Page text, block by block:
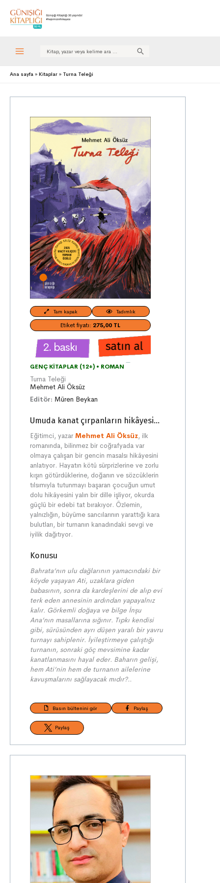
Search
Ana sayfa Kitaplar Turna Teleği
Tam kapak Tadımlık
Etiket fiyatı: 275,00 TL
2. baskı
GENÇ KITAPLAR (12+) • ROMAN
Turna Teleği
Mehmet Ali Öksüz
Editör: Müren Beykan
Umuda kanat çırpanların hikâyesi...
Eğitimci, yazar Mehmet Ali Öksüz, ilk
romanında, bilinmez bir coğrafyada var
olmaya çalışan bir gencin masalsı hikâyesini
anlatıyor. Hayatın kötü sürprizlerine ve zorlu
kışın götürdüklerine, doğanın ve sözcüklerin
tılsımıyla tutunmayı başaran çocuğun umut
dolu hikâyesini yalın bir dille işliyor, okurda
güçlü bir edebi tat bırakıyor. Özlemin,
yalnızlığın, büyüme sancılarının yarattığı kara
bulutları, bir turnanın kanadındaki sevgi ve
iyilik dağıtıyor.
Konusu
Bahrata’nın ulu dağlarının yamacındaki bir
köyde yaşayan Ati, uzaklara giden
babasının, sonra da kardeşlerini de alıp evi
terk eden annesinin ardından yapayalnız
kalır. Görkemli doğaya ve bilge İnşu
Ana’nın masallarına sığınır. Tıpkı kendisi
gibi, sürüsünden ayrı düşen yaralı bir yavru
turnayı sahiplenir. İyileştirmeye çalıştığı
turnanın, sonraki göç mevsimine kadar
kanatlanmasını hayal eder. Baharın gelişi,
hem Ati’nin hem de turnanın ailelerine
kavuşmalarını sağlayacak mıdır?..
Basın bültenini gör Paylaş
Paylaş